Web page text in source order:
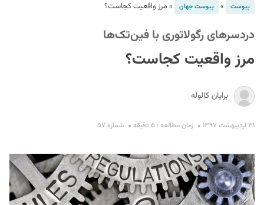
پیوست » پیوست جهان »مرز واقعیت کجاست؟
دردسرهای رگولاتوری با فین‌تک‌ها
مرز واقعیت کجاست؟
برایان کالوله
۳۱ اردیبهشت ۱۳۹۷ زمان مطالعه : ۵ دقیقه شماره ۵۷